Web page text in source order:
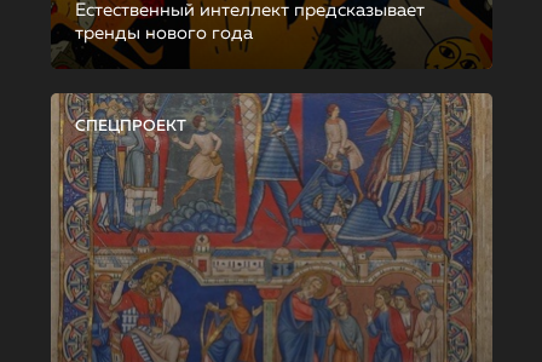
Естественный интеллект предсказывает
тренды нового года
СПЕЦПРОЕКТ